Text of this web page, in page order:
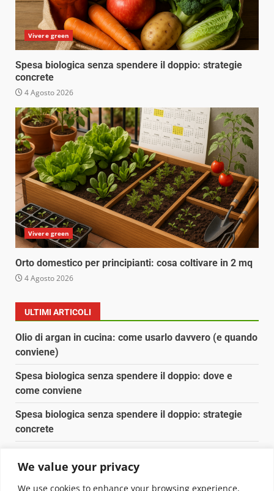
We value your privacy
We use cookies to enhance your browsing experience,
Vivere green
Spesa biologica senza spendere il doppio: strategie
concrete
4 Agosto 2026
Vivere green
Orto domestico per principianti: cosa coltivare in 2 mq
4 Agosto 2026
ULTIMI ARTICOLI
Olio di argan in cucina: come usarlo davvero (e quando
conviene)
Spesa biologica senza spendere il doppio: dove e
come conviene
Spesa biologica senza spendere il doppio: strategie
concrete
Pulizia naturale della casa: 3 ingredienti che